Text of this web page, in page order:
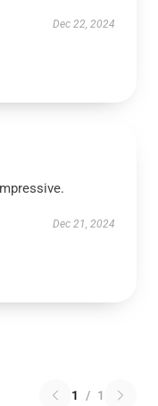
Dec 22, 2024
Dec 21, 2024
1 / 1